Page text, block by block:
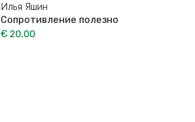
Илья Яшин
Сопротивление полезно
€ 20,00